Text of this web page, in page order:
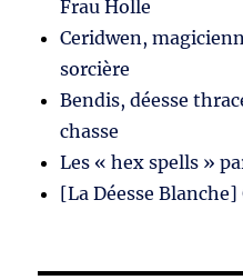
Frau Holle
Ceridwen,
sorcière
Bendis, déesse
chasse
Les « hex spells »
[La Déesse Blanche]